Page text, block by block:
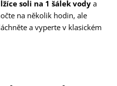
soli na 1 šálek vody a
na několik hodin, ale
a vyperte v klasickém